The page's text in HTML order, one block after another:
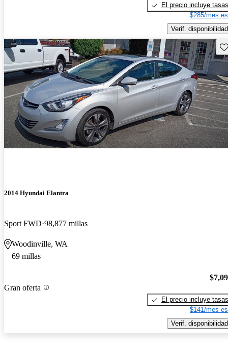
El precio incluye tasas
$285/mes
Verif. disponibilidad
2014 Hyundai Elantra
Sport FWD 98,877 millas
Woodinville, WA
69 millas
Gran oferta
El precio incluye tasas
$141/mes
Verif. disponibilidad